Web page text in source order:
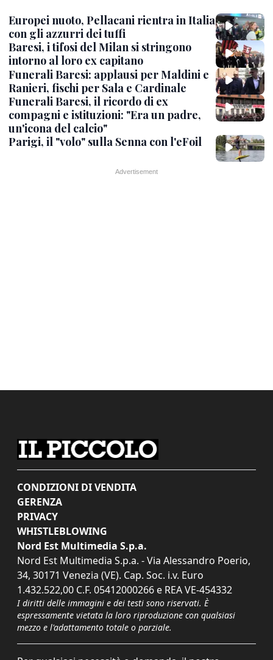
Europei nuoto, Pellacani rientra in Italia
con gli azzurri dei tuffi
Baresi, i tifosi del Milan si stringono
intorno al loro ex capitano
Funerali Baresi: applausi per Maldini e
Ranieri, fischi per Sala e Cardinale
Funerali Baresi, il ricordo di ex
compagni e istituzioni: "Era un padre,
un'icona del calcio"
Parigi, il "volo" sulla Senna con l'eFoil
CONDIZIONI DI VENDITA
GERENZA
PRIVACY
WHISTLEBLOWING
Nord Est Multimedia S.p.a.
Nord Est Multimedia S.p.a. - Via Alessandro Poerio,
34, 30171 Venezia (VE). Cap. Soc. i.v. Euro
1.432.522,00 C.F. 05412000266 e REA VE-454332
I diritti delle immagini e dei testi sono riservati. È
espressamente vietata la loro riproduzione con qualsiasi
mezzo e l'adattamento totale o parziale.